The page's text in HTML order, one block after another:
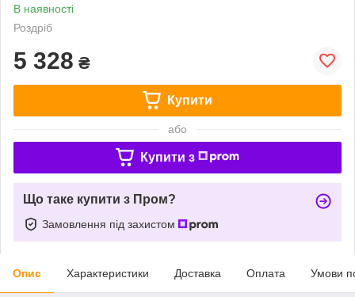
В наявності
Роздріб
5 328 ₴
Купити
або
Купити з
Що таке купити з Пром?
Замовлення під захистом
Опис Характеристики Доставка Оплата Умови